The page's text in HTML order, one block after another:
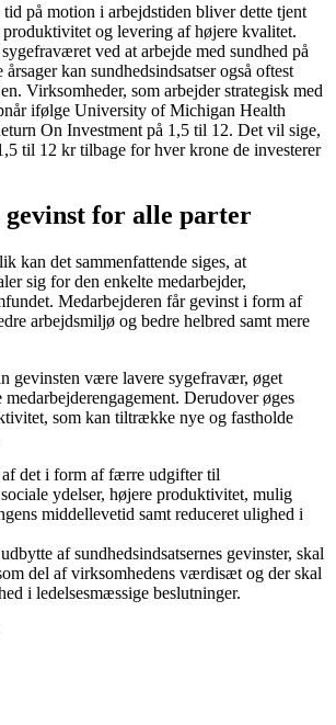
på motion i arbejdstiden bliver dette tjent
og levering af højere kvalitet.
ved at arbejde med sundhed på
kan sundhedsindsatser også oftest
Virksomheder, som arbejder strategisk med
ifølge University of Michigan Health
On Investment på 1,5 til 12. Det vil sige,
til 12 kr tilbage for hver krone de investerer
for alle parter
kan det sammenfattende siges, at
sig for den enkelte medarbejder,
Medarbejderen får gevinst i form af
arbejdsmiljø og bedre helbred samt mere
gevinsten være lavere sygefravær, øget
Derudover øges
som kan tiltrække nye og fastholde
det i form af færre udgifter til
ydelser, højere produktivitet, mulig
middellevetid samt reduceret ulighed i
af sundhedsindsatsernes gevinster, skal
del af virksomhedens værdisæt og der skal
i ledelsesmæssige beslutninger.